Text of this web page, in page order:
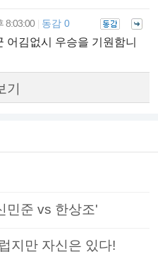
8:03:00 동감 0
어김없시 우승을 기원함니
기
민준 vs 한상조'
지만 자신은 있다!